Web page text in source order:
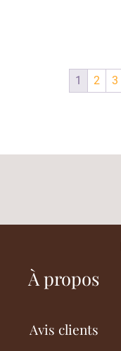
1 2 3
À propos
Avis clients